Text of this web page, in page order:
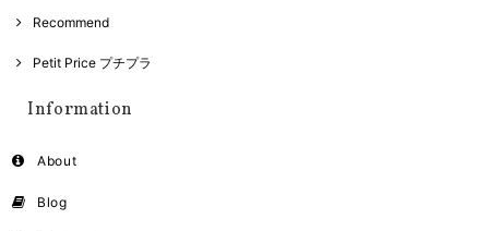
Recommend
Petit Price プチプラ
Information
About
Blog